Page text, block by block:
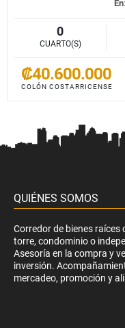
En
0
CUARTO(S)
₡40.600.000
COLÓN COSTARRICENSE
QUIÉNES SOMOS
Corredor de bienes raíces
torre, condominio o
Asesoría en la compra y
inversión.
mercadeo, promoción y